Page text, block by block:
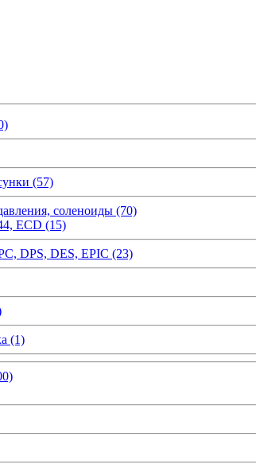
(57)
соленоиды (70)
ECD (15)
DPS, DES, EPIC (23)
(1)